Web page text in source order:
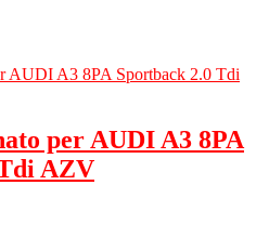
per AUDI A3 8PA
AZV